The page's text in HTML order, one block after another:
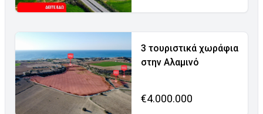
3 τουριστικά χωράφια
στην Αλαμινό
€4.000.000